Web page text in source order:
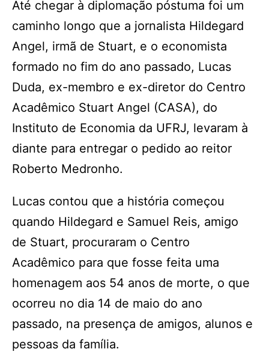
Até chegar à diplomação póstuma foi um
caminho longo que a jornalista Hildegard
Angel, irmã de Stuart, e o economista
formado no fim do ano passado, Lucas
Duda, ex-membro e ex-diretor do Centro
Acadêmico Stuart Angel (CASA), do
Instituto de Economia da UFRJ, levaram à
diante para entregar o pedido ao reitor
Roberto Medronho.
Lucas contou que a história começou
quando Hildegard e Samuel Reis, amigo
de Stuart, procuraram o Centro
Acadêmico para que fosse feita uma
homenagem aos 54 anos de morte, o que
ocorreu no dia 14 de maio do ano
passado, na presença de amigos, alunos e
pessoas da família.